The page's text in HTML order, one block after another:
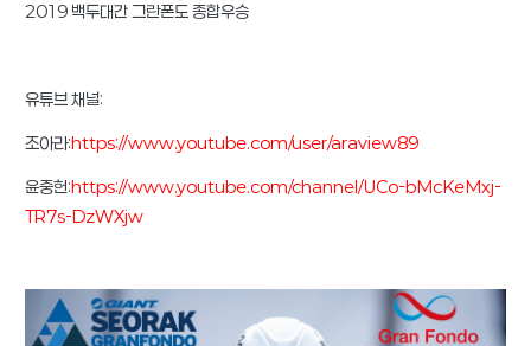
2019 백두대간 그란폰도 종합우승
유튜브 채널:
조아라:https://www.youtube.com/user/araview89
윤중헌:https://www.youtube.com/channel/UCo-bMcKeMxj-
TR7s-DzWXjw